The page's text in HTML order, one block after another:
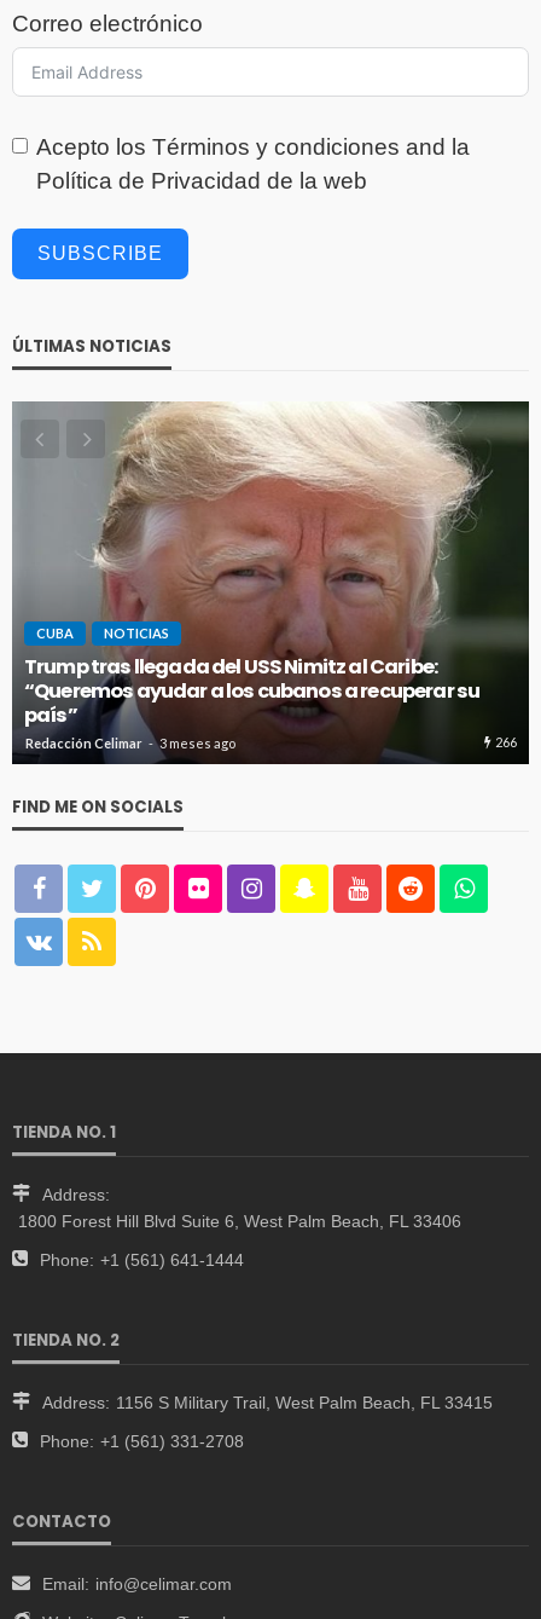
Correo electrónico
Acepto los Términos y condiciones and la
Política de Privacidad de la web
SUBSCRIBE
ÚLTIMAS NOTICIAS
CUBA NOTICIAS
Trump tras llegada del USS Nimitz al Caribe:
“Queremos ayudar a los cubanos a recuperar su
país”
Redacción Celimar 3 meses ago 266
FIND ME ON SOCIALS
TIENDA NO. 1
Address:
1800 Forest Hill Blvd Suite 6, West Palm Beach, FL 33406
Phone: +1 (561) 641-1444
TIENDA NO. 2
Address: 1156 S Military Trail, West Palm Beach, FL 33415
Phone: +1 (561) 331-2708
CONTACTO
Email: info@celimar.com